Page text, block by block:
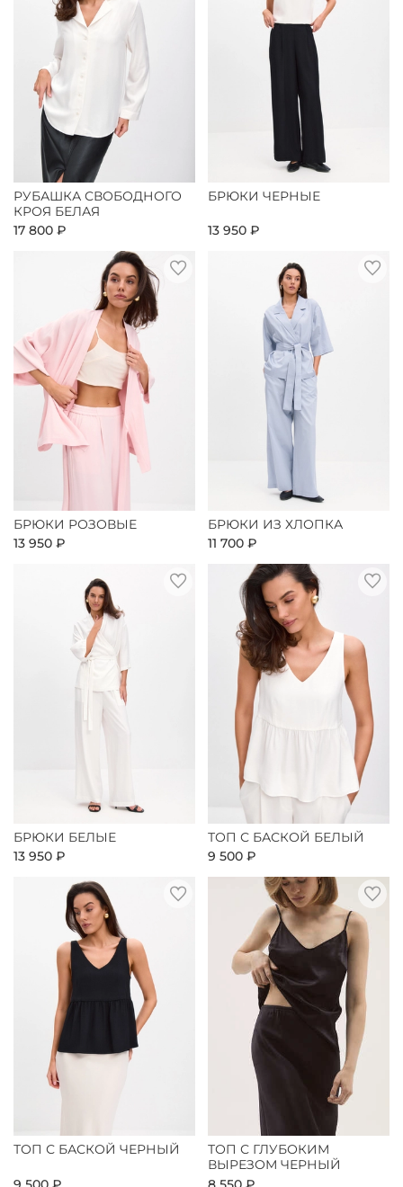
РУБАШКА СВОБОДНОГО
КРОЯ БЕЛАЯ
17 800 ₽
БРЮКИ ЧЕРНЫЕ
13 950 ₽
БРЮКИ РОЗОВЫЕ
13 950 ₽
БРЮКИ ИЗ ХЛОПКА
11 700 ₽
БРЮКИ БЕЛЫЕ
13 950 ₽
ТОП С БАСКОЙ БЕЛЫЙ
9 500 ₽
ТОП С БАСКОЙ ЧЕРНЫЙ
ТОП С ГЛУБОКИМ
ВЫРЕЗОМ ЧЕРНЫЙ